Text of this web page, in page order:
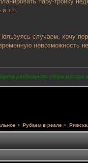
и т.п.
Пользуясь случаем, хочу
невозможность
раздельного сбора мусора
> Рубаем в реале >